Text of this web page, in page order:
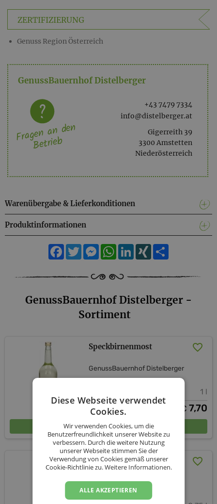
ZERTIFIZIERUNG
Genuss Region Österreich
GenussBauernhof Distelberger
+43 7479 7334
info@distelberger.at
Gigerreith 39
3300 Amstetten
Niederösterreich
Fragen an den
Betrieb
Warenübergabe & Lieferkonditionen
Produktinformationen
Facebook
TwitterMessengerWhatsApp
LinkedIn
XING
GenussBauernhof Distelberger -
Sortiment
Speckbirnenmost
GenussBauernhof Distelberger
1 l
€ 7,70
In den Warenkorb
Birnenschaumwein brut
GenussBauernhof Distelberger
Diese Webseite verwendet
Cookies.
Wir verwenden Cookies, um die
Benutzerfreundlichkeit unserer Website zu
verbessern. Durch die weitere Nutzung
unserer Webseite stimmen Sie der
Verwendung von Cookies gemäß unserer
Cookie-Richtlinie zu.Weitere Informationen.
ALLE AKZEPTIEREN